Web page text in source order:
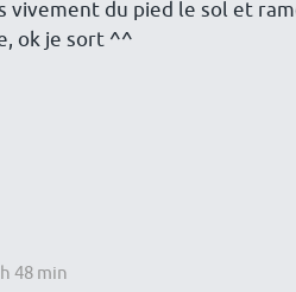
vivement du pied le sol et
ok je sort ^^
48 min